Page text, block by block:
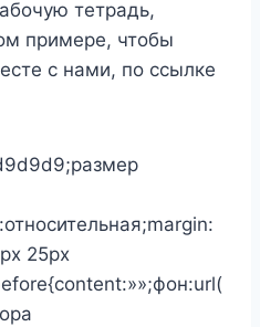
тетрадь,
примере, чтобы
с нами, по ссылке
25px